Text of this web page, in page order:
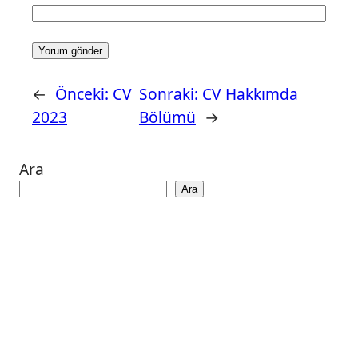
← Önceki: CV
2023
Sonraki: CV Hakkımda
Bölümü →
Ara
Ara